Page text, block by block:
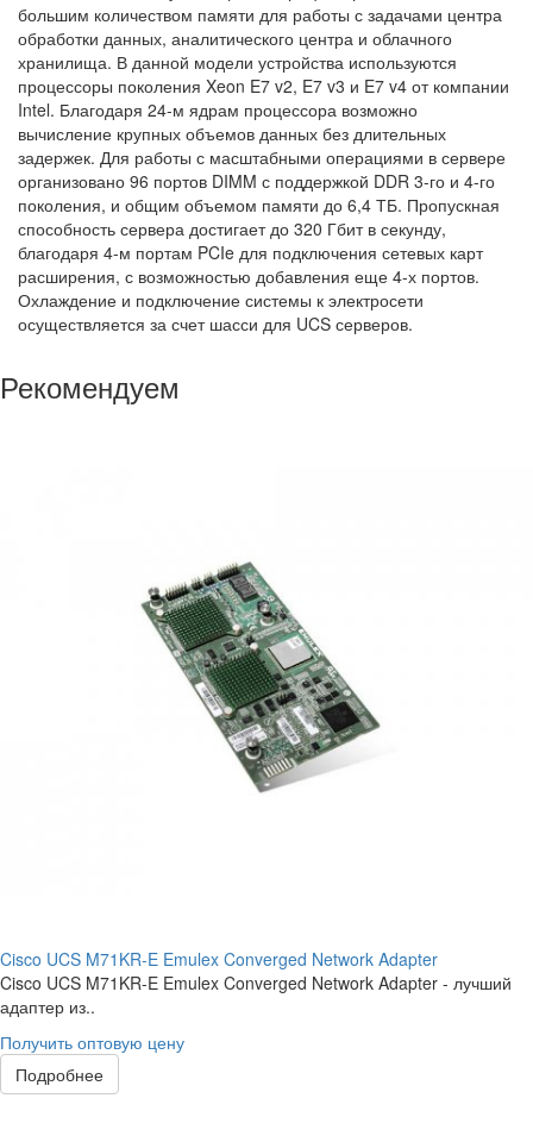
большим количеством памяти для работы с задачами центра
обработки данных, аналитического центра и облачного
хранилища. В данной модели устройства используются
процессоры поколения Xeon E7 v2, E7 v3 и E7 v4 от компании
Intel. Благодаря 24-м ядрам процессора возможно
вычисление крупных объемов данных без длительных
задержек. Для работы с масштабными операциями в сервере
организовано 96 портов DIMM с поддержкой DDR 3-го и 4-го
поколения, и общим объемом памяти до 6,4 ТБ. Пропускная
способность сервера достигает до 320 Гбит в секунду,
благодаря 4-м портам PCIe для подключения сетевых карт
расширения, с возможностью добавления еще 4-х портов.
Охлаждение и подключение системы к электросети
осуществляется за счет шасси для UCS серверов.
Рекомендуем
Cisco UCS M71KR-E Emulex Converged Network Adapter
Cisco UCS M71KR-E Emulex Converged Network Adapter - лучший
адаптер из..
Получить оптовую цену
Подробнее